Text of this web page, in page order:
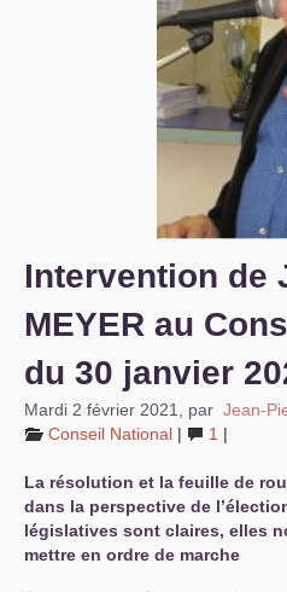
Intervention de
MEYER au
du 30 janvier
Mardi 2 février 2021 par Jean-
Conseil National | 1 |
La résolution et la feuille de
dans la perspective de
législatives sont claires, elles
mettre en ordre de marche